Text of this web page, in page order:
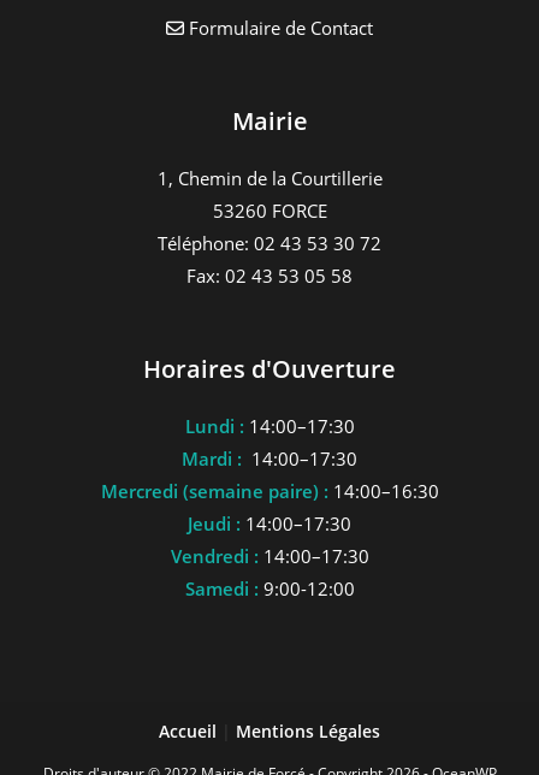
Formulaire de Contact
Mairie
1, Chemin de la Courtillerie
53260 FORCE
Téléphone: 02 43 53 30 72
Fax: 02 43 53 05 58
Horaires d'Ouverture
Lundi : 14:00–17:30
Mardi : 14:00–17:30
Mercredi (semaine paire) : 14:00–16:30
Jeudi : 14:00–17:30
Vendredi : 14:00–17:30
Samedi : 9:00-12:00
Accueil Mentions Légales